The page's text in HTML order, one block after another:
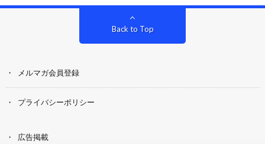
Back to Top
メルマガ会員登録
プライバシーポリシー
広告掲載